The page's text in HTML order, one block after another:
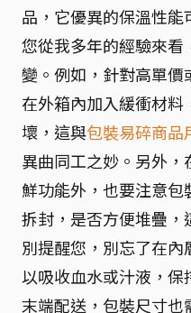
品，它優異的保溫性
您從我多年的經驗來
變。例如，針對高單
在外箱內加入緩衝材
壞，這與包裝易碎商品
異曲同工之妙。另外
鮮功能外，也要注意
拆封，是否方便堆疊
別提醒您，別忘了在
以吸收血水或汁液，保
末端配送，包裝尺寸